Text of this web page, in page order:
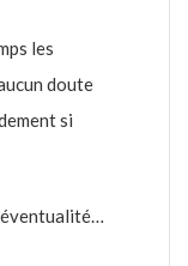
les
doute
si